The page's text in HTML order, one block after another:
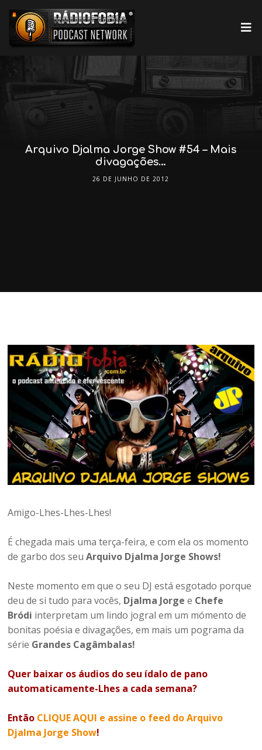
Arquivo Djalma Jorge Show #54 – Mais
divagações…
26 DE JUNHO DE 2012
Amigo-Lhes-Lhes-Lhes!
É chegada mais uma terça-feira, e com ela os momento
de garbo dos seuArquivo Djalma Jorge Shows!
Neste momento em que o seu DJ está esgotado porque
deu de si tudo para vocês, Djalma Jorge e Chefe
Bródi interpretam um lindo jogral em um mómento de
bonitas poésia e divagações, em mais um pograma da
série Grandes Cagâmbalas!
Quer baixar os áudios do seu ídalo de pano
automaticamente-Lhes a cada semana?
Então CLIQUE AQUI e assine o feed do Arquivo
Djalma Jorge Show!